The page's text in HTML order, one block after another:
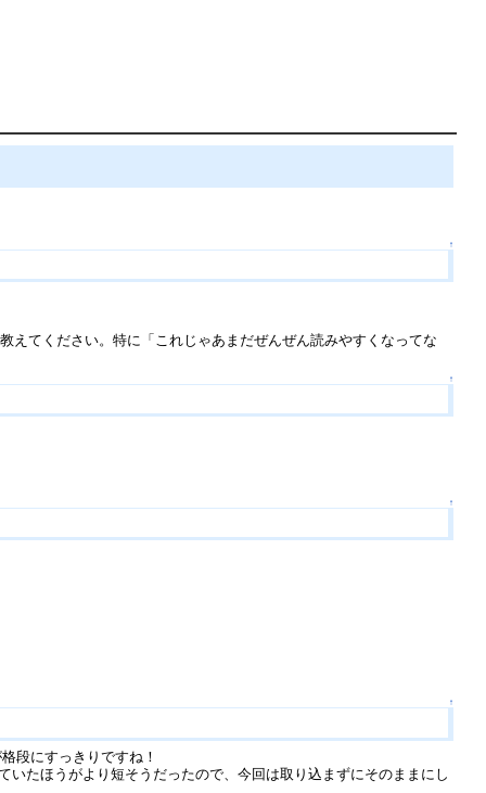
↑
えてください。特に「これじゃあまだぜんぜん読みやすくなってな
↑
↑
↑
段にすっきりですね！
たほうがより短そうだったので、今回は取り込まずにそのままにし